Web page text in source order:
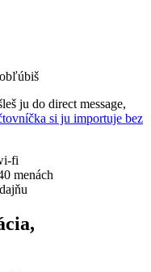
ju do direct message,
si ju importuje bez
menách